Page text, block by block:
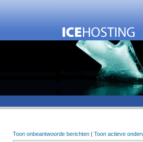
Toon onbeantwoorde berichten | Toon actieve